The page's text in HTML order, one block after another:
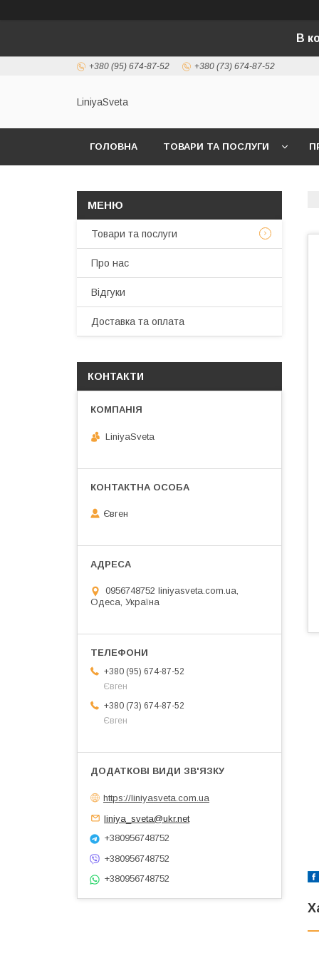
В
+380 (95) 674-87-52 +380 (73) 674-87-52
LiniyaSveta
ГОЛОВНА ТОВАРИ ТА ПОСЛУГИ
Товари та послуги
Про нас
Відгуки
Доставка та оплата
КОНТАКТИ
LiniyaSveta
Євген
0956748752 liniyasveta.com.ua,
Одеса, Україна
+380 (95) 674-87-52
Євген
+380 (73) 674-87-52
Євген
https://liniyasveta.com.ua
liniya_sveta@ukr.net
+380956748752
+380956748752
+380956748752